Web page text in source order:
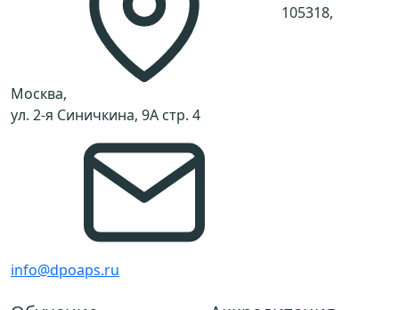
105318,
Москва,
ул. 2-я Синичкина, 9А стр. 4
info@dpoaps.ru